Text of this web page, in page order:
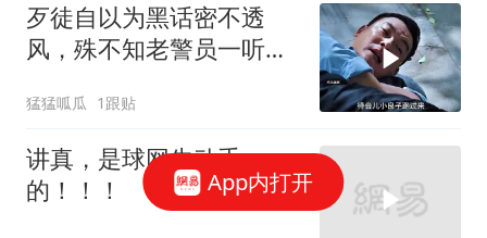
歹徒自以为黑话密不透
风，殊不知老警员一听便
猛猛呱瓜 1跟贴
讲真，是球网先动手
的！！！
App内打开